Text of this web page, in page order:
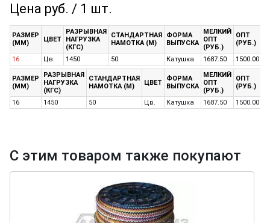
Цена руб. / 1 шт.
РАЗМЕР
(ММ)
ЦВЕТ
РАЗРЫВНАЯ
НАГРУЗКА
(КГС)
СТАНДАРТНАЯ
НАМОТКА (М)
ФОРМА
ВЫПУСКА
МЕЛКИЙ
ОПТ
(РУБ.)
ОПТ
(РУБ.)
16
Цв. 1450 50 Катушка 1687.50 1500.00
РАЗМЕР
(ММ)
РАЗРЫВНАЯ
НАГРУЗКА
(КГС)
СТАНДАРТНАЯ
НАМОТКА (М)
ЦВЕТ
ФОРМА
ВЫПУСКА
МЕЛКИЙ
ОПТ
(РУБ.)
ОПТ
(РУБ.)
16
1450 50 Цв. Катушка 1687.50 1500.00
С этим товаром также покупают